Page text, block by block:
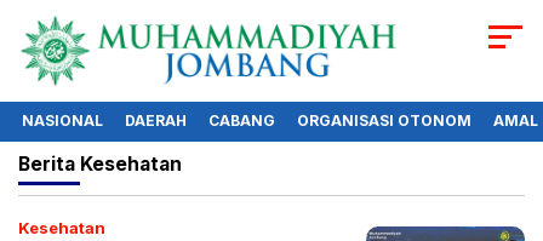
NASIONAL DAERAH CABANG ORGANISASI OTONOM AMAL
Berita Kesehatan
Kesehatan